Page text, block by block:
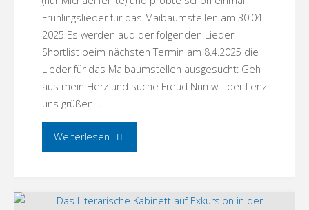
Frühlingslieder für das Maibaumstellen am 30.04.
2025 Es werden aud der folgenden Lieder-
Shortlist beim nächsten Termin am 8.4.2025 die
Lieder für das Maibaumstellen ausgesucht: Geh
aus mein Herz und suche Freud Nun will der Lenz
uns grüßen …
Weiterlesen "Gemeinsames